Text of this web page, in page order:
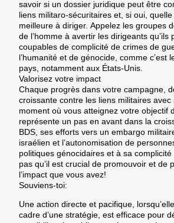
savoir si un dossier juridique peut être
liens militaro-sécuritaires et, si oui,
meilleure à diriger. Appelez les groupes
de l’homme à avertir les dirigeants
coupables de complicité de crimes de
l’humanité et de génocide, comme c’est
pays, notamment aux États-Unis.
Valorisez votre impact
Chaque progrès dans votre campagne,
croissante contre les liens militaires avec
moment où vous atteignez votre objectif
représente un pas en avant dans la
BDS, ses efforts vers un embargo
israélien et l’autonomisation de
politiques génocidaires et à sa complicité
pas qu’il est crucial de promouvoir et de
l’impact que vous avez!
Souviens-toi:
Une action directe et pacifique,
cadre d’une stratégie, est efficace pour